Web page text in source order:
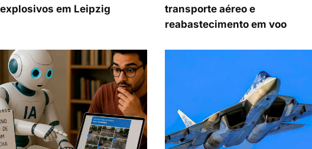
explosivos em Leipzig
transporte aéreo e
reabastecimento em voo